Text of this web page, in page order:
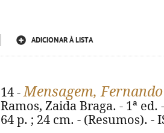
ADICIONAR À LISTA
14 -Mensagem, Fernando
Ramos, Zaida Braga. - 1ª
64 p. ; 24 cm. - (Resumos). -